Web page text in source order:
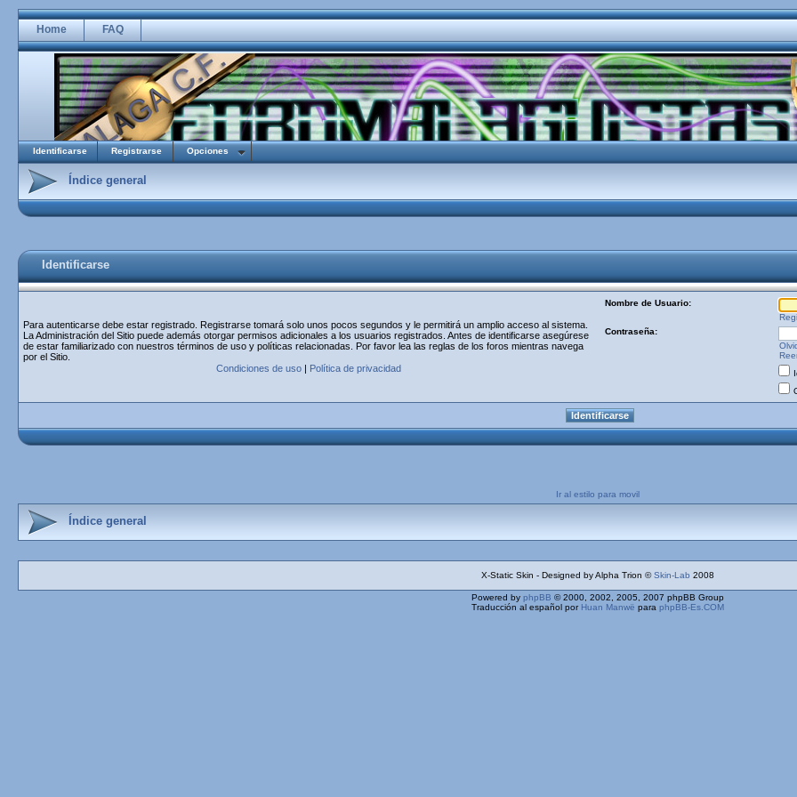
Home FAQ
Identificarse Registrarse Opciones
Índice general
Identificarse
Para autenticarse debe estar registrado. Registrarse tomará solo unos pocos segundos y le permitirá un amplio acceso al sistema.
La Administración del Sitio puede además otorgar permisos adicionales a los usuarios registrados. Antes de identificarse asegúrese
de estar familiarizado con nuestros términos de uso y políticas relacionadas. Por favor lea las reglas de los foros mientras navega
por el Sitio.
Condiciones de uso| Política de privacidad
Nombre de Usuario:
Contraseña:
Ir al estilo para movil
Índice general
X-Static Skin - Designed by Alpha Trion ©Skin-Lab 2008
Powered by phpBB © 2000, 2002, 2005, 2007 phpBB Group
Traducción al español por Huan Manwë para phpBB-Es.COM